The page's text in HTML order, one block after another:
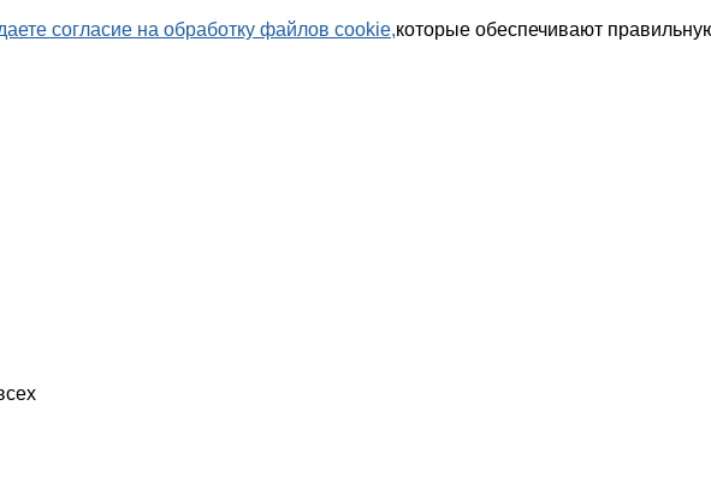
согласие на обработку файлов cookie,которые обеспечивают